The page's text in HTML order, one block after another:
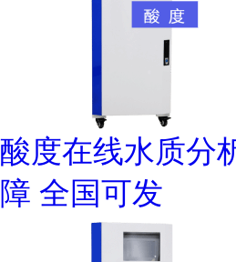
酸度在线水质分
障 全国可发